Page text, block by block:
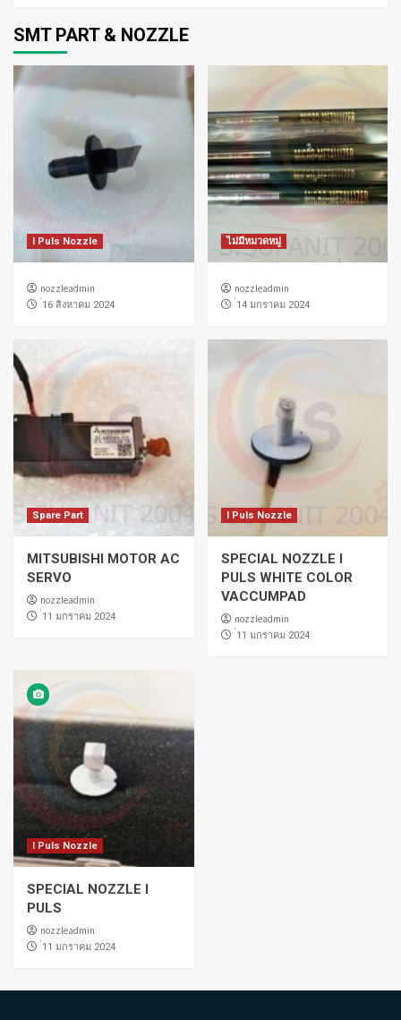
SMT PART & NOZZLE
I Puls Nozzle
nozzleadmin
่16 สิงหาคม 2024
ไม่มีหมวดหมู่
nozzleadmin
่14 มกราคม 2024
Spare Part
MITSUBISHI MOTOR AC
SERVO
nozzleadmin
่11 มกราคม 2024
I Puls Nozzle
SPECIAL NOZZLE I
PULS WHITE COLOR
VACCUMPAD
nozzleadmin
่11 มกราคม 2024
I Puls Nozzle
SPECIAL NOZZLE I
PULS
nozzleadmin
่11 มกราคม 2024